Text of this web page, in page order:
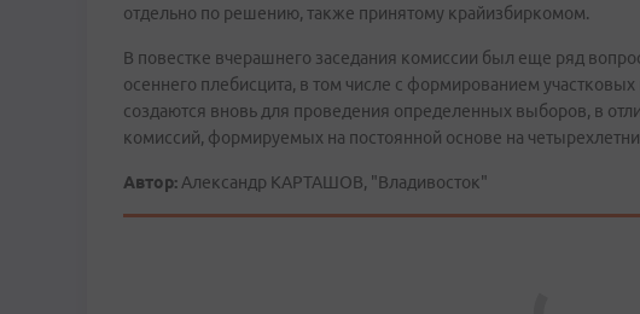
отдельно по решению, также принятому крайизбиркомом.
В повестке вчерашнего заседания комиссии был еще ряд
осеннего плебисцита, в том числе с формированием
создаются вновь для проведения определенных выборов, в
комиссий, формируемых на постоянной основе на
Автор: Александр КАРТАШОВ, "Владивосток"